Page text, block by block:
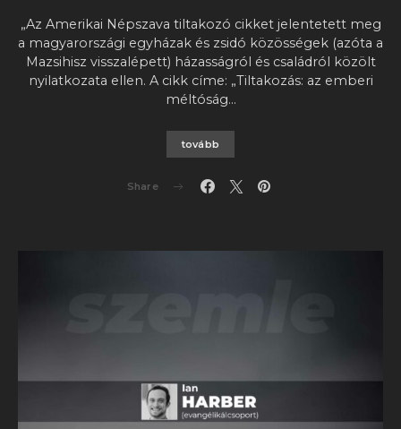
„Az Amerikai Népszava tiltakozó cikket jelentetett meg
a magyarországi egyházak és zsidó közösségek (azóta a
Mazsihisz visszalépett) házasságról és családról közölt
nyilatkozata ellen. A cikk címe: „Tiltakozás: az emberi
méltóság…
tovább
Share